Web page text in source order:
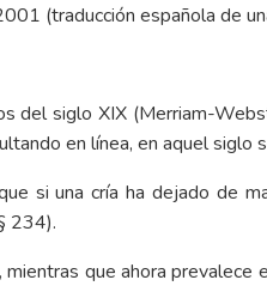
(traducción española de
del siglo XIX (Merriam-
en línea, en aquel siglo
si una cría ha dejado de
234).
que ahora